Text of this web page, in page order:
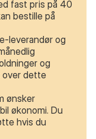
fast pris på 40
bestille på
leverandør og
og
over dette
ønsker
økonomi. Du
hvis du